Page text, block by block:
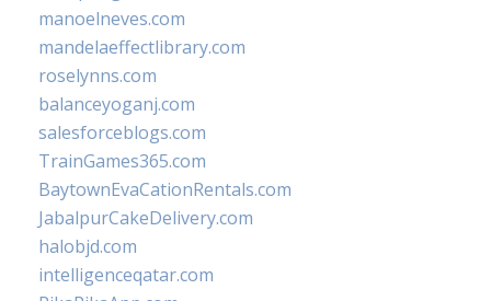
manoelneves.com
mandelaeffectlibrary.com
roselynns.com
balanceyoganj.com
salesforceblogs.com
TrainGames365.com
BaytownEvaCationRentals.com
JabalpurCakeDelivery.com
halobjd.com
intelligenceqatar.com